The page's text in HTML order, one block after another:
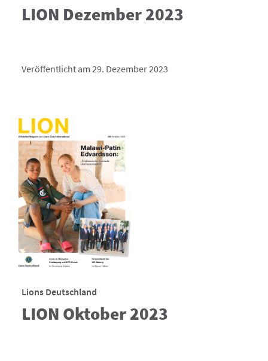
LION Dezember 2023
Veröffentlicht am 29. Dezember 2023
Lions Deutschland
LION Oktober 2023